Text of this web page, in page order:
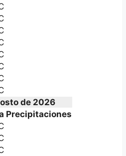
de 2026
Precipitaciones